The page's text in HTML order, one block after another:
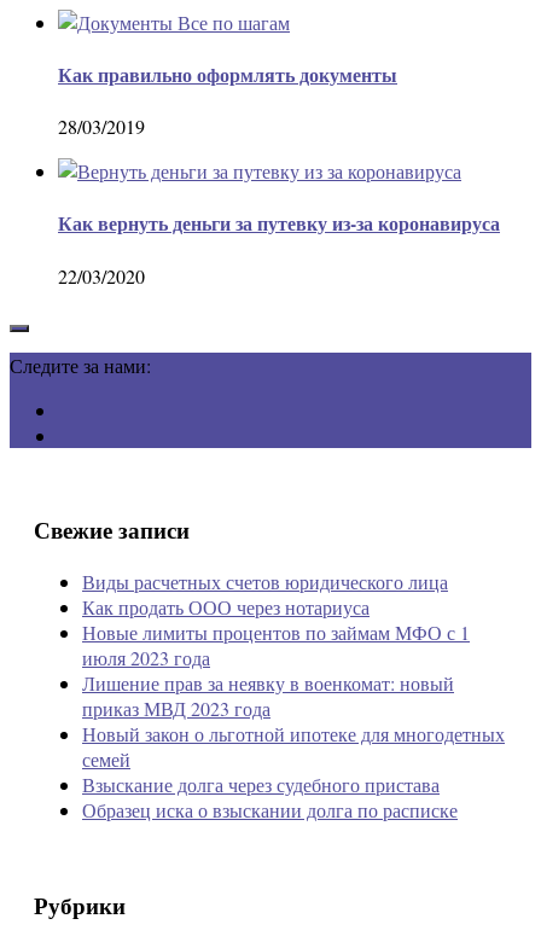
Как правильно оформлять документы
28/03/2019
Как вернуть деньги за путевку из-за коронавируса
22/03/2020
Следите за нами:
Свежие записи
Виды расчетных счетов юридического лица
Как продать ООО через нотариуса
Новые лимиты процентов по займам МФО с 1
июля 2023 года
Лишение прав за неявку в военкомат: новый
приказ МВД 2023 года
Новый закон о льготной ипотеке для многодетных
семей
Взыскание долга через судебного пристава
Образец иска о взыскании долга по расписке
Рубрики